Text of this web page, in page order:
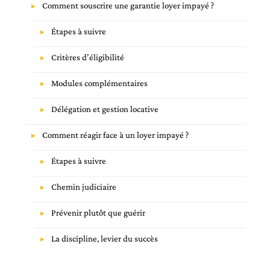
Comment souscrire une garantie loyer impayé ?
Étapes à suivre
Critères d’éligibilité
Modules complémentaires
Délégation et gestion locative
Comment réagir face à un loyer impayé ?
Étapes à suivre
Chemin judiciaire
Prévenir plutôt que guérir
La discipline, levier du succès